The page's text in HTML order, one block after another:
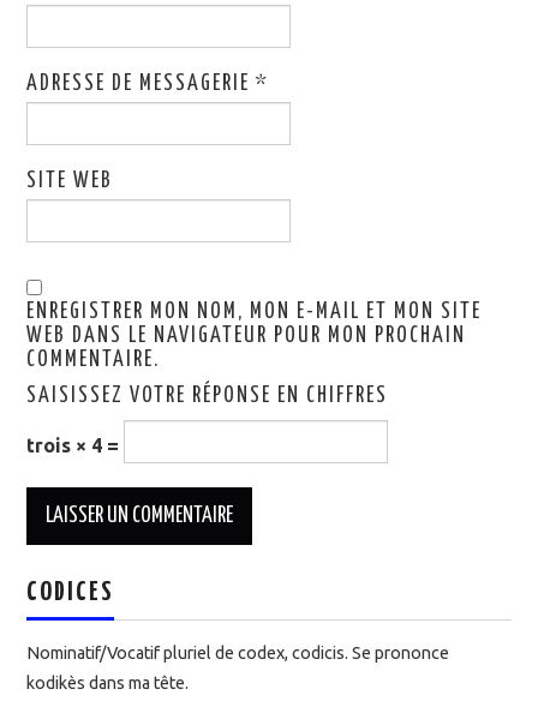
ADRESSE DE MESSAGERIE*
SITE WEB
ENREGISTRER MON NOM, MON E-MAIL ET MON SITE
WEB DANS LE NAVIGATEUR POUR MON PROCHAIN
COMMENTAIRE.
SAISISSEZ VOTRE RÉPONSE EN CHIFFRES
trois × 4 =
CODICES
Nominatif/Vocatif pluriel de codex, codicis. Se prononce
kodikès dans ma tête.